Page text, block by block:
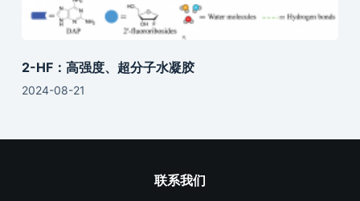
2-HF：高强度、超分子水凝胶
2024-08-21
联系我们